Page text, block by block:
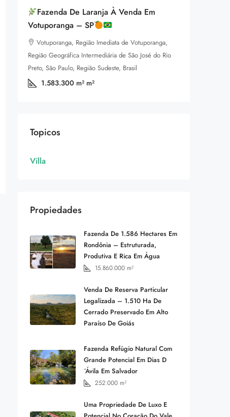
Fazenda De Laranja À Venda Em
Votuporanga – SP
Votuporanga, Região Imediata de Votuporanga,
Região Geográfica Intermediária de São José do Rio
Preto, São Paulo, Região Sudeste, Brasil
1.583.300 m² m²
Topicos
Villa
Propiedades
Fazenda De 1.586 Hectares Em
Rondônia – Estruturada,
Produtiva E Rica Em Água
15.860.000 m²
Venda De Reserva Particular
Legalizada – 1.510 Ha De
Cerrado Preservado Em Alto
Paraíso De Goiás
Fazenda Refúgio Natural Com
Grande Potencial Em Dias D
´Ávila Em Salvador
252.000 m²
Uma Propriedade De Luxo E